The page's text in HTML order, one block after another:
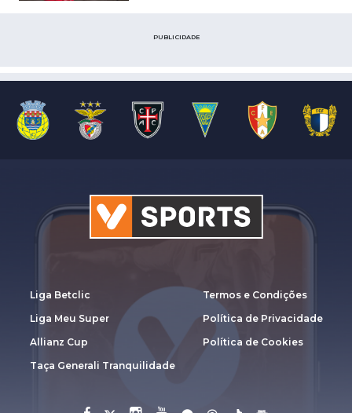
PUBLICIDADE
Liga Betclic
Liga Meu Super
Allianz Cup
Taça Generali Tranquilidade
Termos e Condições
Política de Privacidade
Política de Cookies